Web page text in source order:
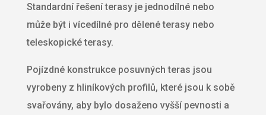
Standardní řešení terasy je jednodílné nebo
může být i vícedílné pro dělené terasy nebo
teleskopické terasy.
Pojízdné konstrukce posuvných teras jsou
vyrobeny z hliníkových profilů, které jsou k sobě
svařovány, aby bylo dosaženo vyšší pevnosti a